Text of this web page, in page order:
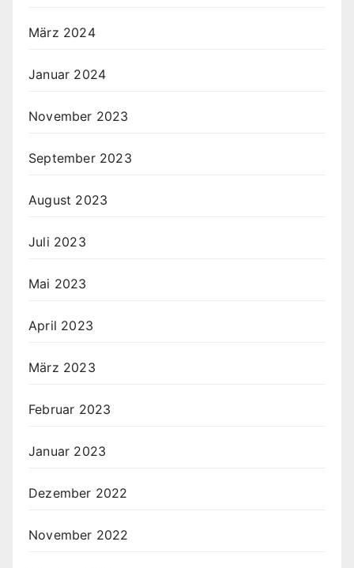
März 2024
Januar 2024
November 2023
September 2023
August 2023
Juli 2023
Mai 2023
April 2023
März 2023
Februar 2023
Januar 2023
Dezember 2022
November 2022